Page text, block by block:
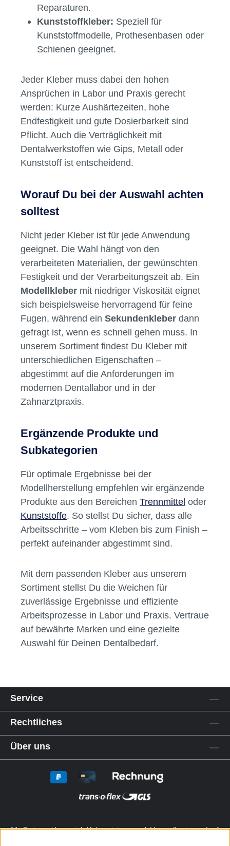
Reparaturen.
Kunststoffkleber: Speziell für
Kunststoffmodelle, Prothesenbasen oder
Schienen geeignet.
Jeder Kleber muss dabei den hohen
Ansprüchen in Labor und Praxis gerecht
werden: Kurze Aushärtezeiten, hohe
Endfestigkeit und gute Dosierbarkeit sind
Pflicht. Auch die Verträglichkeit mit
Dentalwerkstoffen wie Gips, Metall oder
Kunststoff ist entscheidend.
Worauf Du bei der Auswahl achten
solltest
Nicht jeder Kleber ist für jede Anwendung
geeignet. Die Wahl hängt von den
verarbeiteten Materialien, der gewünschten
Festigkeit und der Verarbeitungszeit ab. Ein
Modellkleber mit niedriger Viskosität eignet
sich beispielsweise hervorragend für feine
Fugen, während ein Sekundenkleber dann
gefragt ist, wenn es schnell gehen muss. In
unserem Sortiment findest Du Kleber mit
unterschiedlichen Eigenschaften –
abgestimmt auf die Anforderungen im
modernen Dentallabor und in der
Zahnarztpraxis.
Ergänzende Produkte und
Subkategorien
Für optimale Ergebnisse bei der
Modellherstellung empfehlen wir ergänzende
Produkte aus den Bereichen Trennmittel oder
Kunststoffe. So stellst Du sicher, dass alle
Arbeitsschritte – vom Kleben bis zum Finish –
perfekt aufeinander abgestimmt sind.
Mit dem passenden Kleber aus unserem
Sortiment stellst Du die Weichen für
zuverlässige Ergebnisse und effiziente
Arbeitsprozesse in Labor und Praxis. Vertraue
auf bewährte Marken und eine gezielte
Auswahl für Deinen Dentalbedarf.
Service
Rechtliches
Über uns
Alle Preise exkl. gesetzl. Mehrwertsteuer zzgl.Versandkostenund ggf.